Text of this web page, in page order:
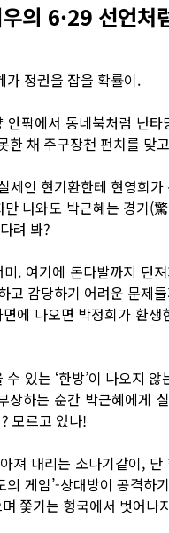
의 6·29 선언처
가 정권을 잡을 확률이.
팎에서 동네북처럼 난
채 주구장천 펀치를 맞
인 현기환한테 현영희
나와도 박근혜는 경기(
려 봐?
. 여기에 돈다발까지 던
고 감당하기 어려운 문제
에 나오면 박정희가 환
있는 ‘한방’이 나오지
하는 순간 박근혜에게
모르고 있나!
져 내리는 소나기같이,
게임’-상대방이 공격하
쫓기는 형국에서 벗어나